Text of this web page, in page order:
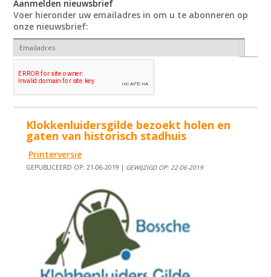
Aanmelden nieuwsbrief
Voer hieronder uw emailadres in om u te abonneren op
onze nieuwsbrief:
Klokkenluidersgilde bezoekt holen en
gaten van historisch stadhuis
Printerversie
GEPUBLICEERD OP: 21-06-2019 | GEWIJZIGD OP: 22-06-2019